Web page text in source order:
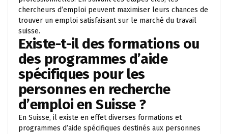
chercheurs d’emploi peuvent maximiser leurs chances de
trouver un emploi satisfaisant sur le marché du travail
suisse.
Existe-t-il des formations ou
des programmes d’aide
spécifiques pour les
personnes en recherche
d’emploi en Suisse ?
En Suisse, il existe en effet diverses formations et
programmes d’aide spécifiques destinés aux personnes